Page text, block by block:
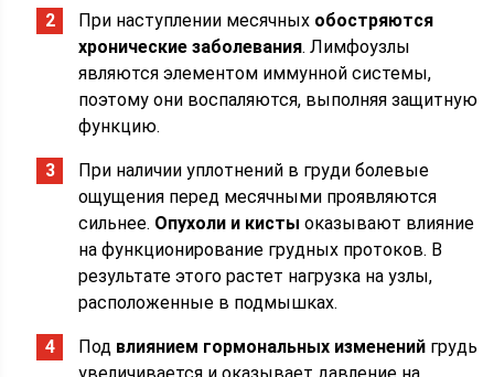
При наступлении месячных обостряются
хронические заболевания. Лимфоузлы
являются элементом иммунной системы,
поэтому они воспаляются, выполняя защитную
функцию.
При наличии уплотнений в груди болевые
ощущения перед месячными проявляются
сильнее. Опухоли и кисты оказывают влияние
на функционирование грудных протоков. В
результате этого растет нагрузка на узлы,
расположенные в подмышках.
Под влиянием гормональных изменений грудь